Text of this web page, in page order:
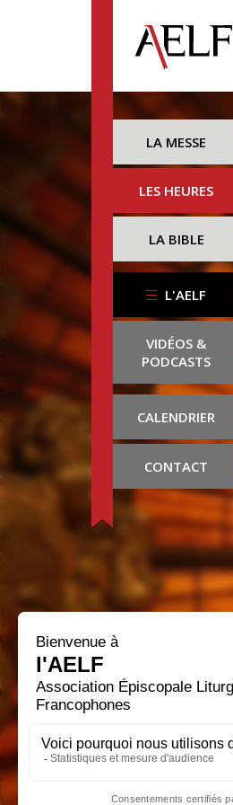
LA MESSE
LES HEURES
LA BIBLE
L'AELF
VIDÉOS &
PODCASTS
CALENDRIER
CONTACT